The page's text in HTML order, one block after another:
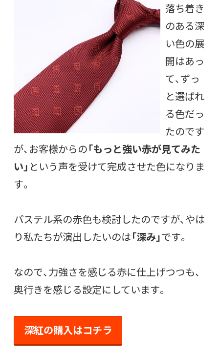
落ち着き
のある深
い色の展
開はあっ
て、ずっ
と選ばれ
る色だっ
たのです
が、お客様からの「もっと強い赤が見てみた
い」 という声を受けて完成させた色になりま
す。
パステル系の赤色も検討したのですが、やは
り私たちが演出したいのは「深み」です。
なので、力強さを感じる赤に仕上げつつも、
奥行きを感じる設定にしています。
深紅の購入はコチラ